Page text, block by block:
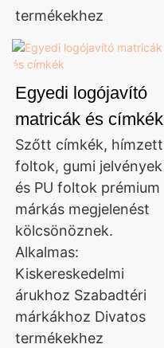
termékekhez
Egyedi logójavító
matricák és címkék
Szőtt címkék, hímzett
foltok, gumi jelvények
és PU foltok prémium
márkás megjelenést
kölcsönöznek.
Alkalmas:
Kiskereskedelmi
árukhoz Szabadtéri
márkákhoz Divatos
termékekhez